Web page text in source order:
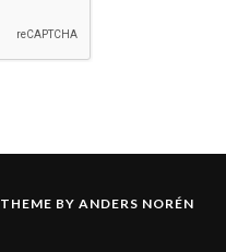
THEME BY ANDERS NORÉN